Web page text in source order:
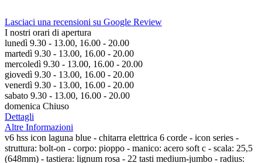
Lasciaci una recensioni su Google Review
I nostri orari di apertura
lunedì 9.30 - 13.00, 16.00 - 20.00
martedì 9.30 - 13.00, 16.00 - 20.00
mercoledì 9.30 - 13.00, 16.00 - 20.00
giovedì 9.30 - 13.00, 16.00 - 20.00
venerdì 9.30 - 13.00, 16.00 - 20.00
sabato 9.30 - 13.00, 16.00 - 20.00
domenica Chiuso
Dettagli
Altre Informazioni
v6 hss icon laguna blue - chitarra elettrica 6 corde - icon series -
struttura: bolt-on - corpo: pioppo - manico: acero soft c - scala: 25,5
(648mm) - tastiera: lignum rosa - 22 tasti medium-jumbo - radius: